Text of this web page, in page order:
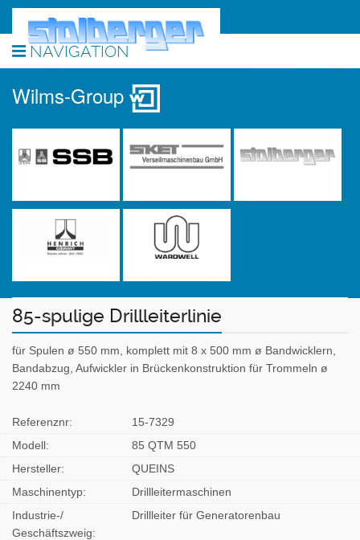
NAVIGATION
Wilms-Group
85-spulige Drillleiterlinie
für Spulen ø 550 mm, komplett mit 8 x 500 mm ø Bandwicklern,
Bandabzug, Aufwickler in Brückenkonstruktion für Trommeln ø
2240 mm
Referenznr:
15-7329
Modell:
85 QTM 550
Hersteller:
QUEINS
Maschinentyp:
Drillleitermaschinen
Industrie-/
Geschäftszweig:
Drillleiter für Generatorenbau